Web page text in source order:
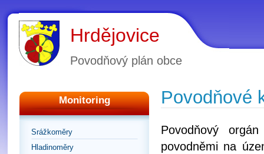
Hrdějovice
Povodňový plán obce
Monitoring
Srážkoměry
Hladinoměry
Povodňové
Povodňový
povodněmi na